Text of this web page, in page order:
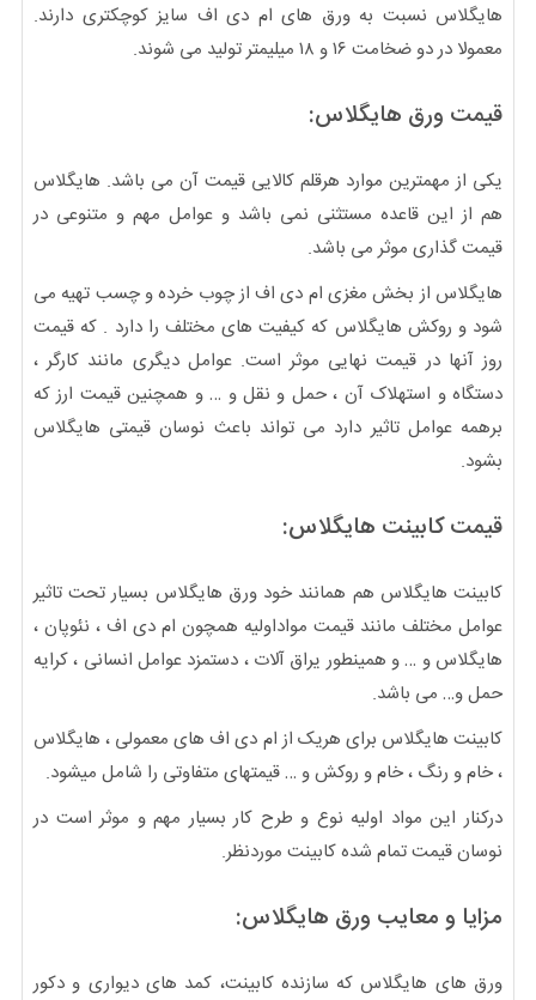
هایگلاس نسبت به ورق های ام دی اف سایز کوچکتری دارند.
معمولا در دو ضخامت ۱۶ و ۱۸ میلیمتر تولید می شوند.
قیمت ورق هایگلاس:
یکی از مهمترین موارد هرقلم کالایی قیمت آن می باشد. هایگلاس
هم از این قاعده مستثنی نمی باشد و عوامل مهم و متنوعی در
قیمت گذاری موثر می باشد.
هایگلاس از بخش مغزی ام دی اف از چوب خرده و چسب تهیه می
شود و روکش هایگلاس که کیفیت های مختلف را دارد . که قیمت
روز آنها در قیمت نهایی موثر است. عوامل دیگری مانند کارگر ،
دستگاه و استهلاک آن ، حمل و نقل و … و همچنین قیمت ارز که
برهمه عوامل تاثیر دارد می تواند باعث نوسان قیمتی هایگلاس
بشود.
قیمت کابینت هایگلاس:
کابینت هایگلاس هم همانند خود ورق هایگلاس بسیار تحت تاثیر
عوامل مختلف مانند قیمت مواداولیه همچون ام دی اف ، نئوپان ،
هایگلاس و … و همینطور یراق آلات ، دستمزد عوامل انسانی ، کرایه
حمل و… می باشد.
کابینت هایگلاس برای هریک از ام دی اف های معمولی ، هایگلاس
، خام و رنگ ، خام و روکش و … قیمتهای متفاوتی را شامل میشود.
درکنار این مواد اولیه نوع و طرح کار بسیار مهم و موثر است در
نوسان قیمت تمام شده کابینت موردنظر.
مزایا و معایب ورق هایگلاس:
ورق های هایگلاس که سازنده کابینت، کمد های دیواری و دکور